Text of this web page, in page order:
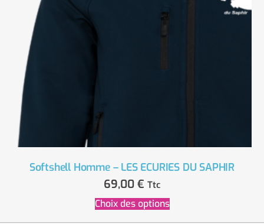
Softshell Homme – LES ECURIES DU SAPHIR
69,00 € Ttc
Choix des options